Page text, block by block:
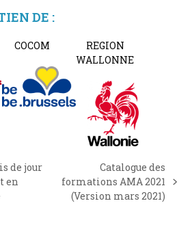
DE :
COCOM
REGION
WALLONNE
de jour
en
next
post:
Catalogue des
formations AMA 2021
(Version mars 2021)